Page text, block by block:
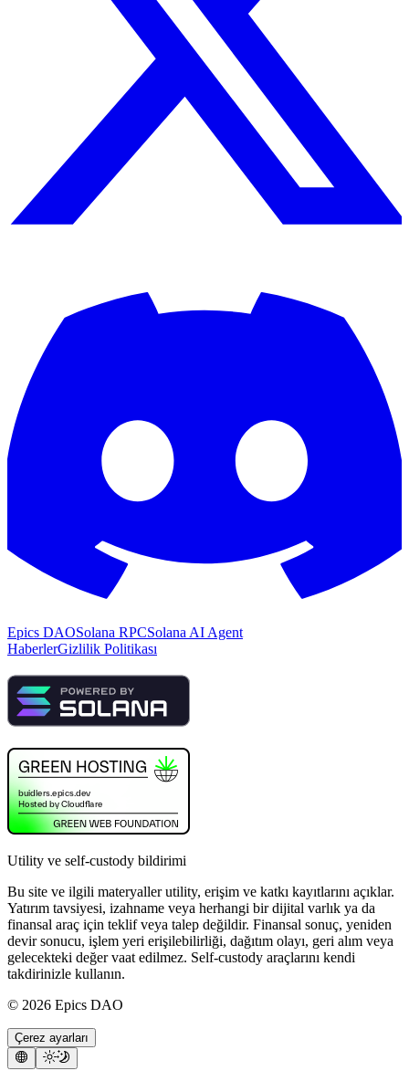
Epics DAOSolana RPCSolana AI Agent
HaberlerGizlilik Politikası
Utility ve self-custody bildirimi
Bu site ve ilgili materyaller utility, erişim ve katkı kayıtlarını açıklar.
Yatırım tavsiyesi, izahname veya herhangi bir dijital varlık ya da
finansal araç için teklif veya talep değildir. Finansal sonuç, yeniden
devir sonucu, işlem yeri erişilebilirliği, dağıtım olayı, geri alım veya
gelecekteki değer vaat edilmez. Self-custody araçlarını kendi
takdirinizle kullanın.
© 2026 Epics DAO
Çerez ayarları